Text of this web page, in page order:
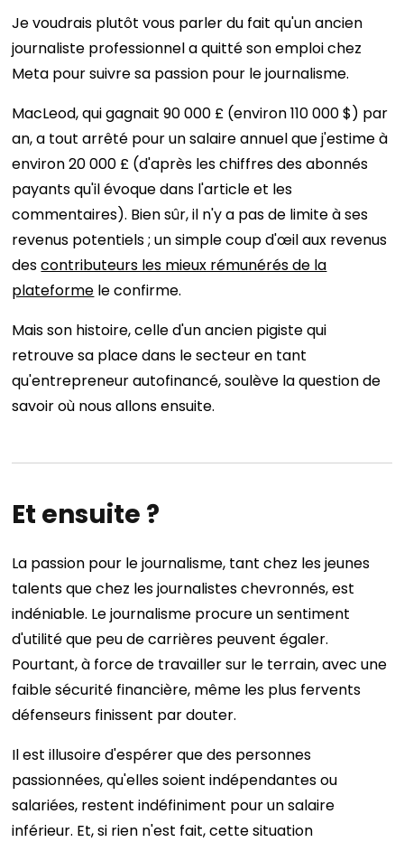
Je voudrais plutôt vous parler du fait qu'un ancien
journaliste professionnel a quitté son emploi chez
Meta pour suivre sa passion pour le journalisme.
MacLeod, qui gagnait 90 000 £ (environ 110 000 $) par
an, a tout arrêté pour un salaire annuel que j'estime à
environ 20 000 £ (d'après les chiffres des abonnés
payants qu'il évoque dans l'article et les
commentaires). Bien sûr, il n'y a pas de limite à ses
revenus potentiels ; un simple coup d'œil aux revenus
descontributeurs les mieux rémunérés de la
plateforme le confirme.
Mais son histoire, celle d'un ancien pigiste qui
retrouve sa place dans le secteur en tant
qu'entrepreneur autofinancé, soulève la question de
savoir où nous allons ensuite.
Et ensuite ?
La passion pour le journalisme, tant chez les jeunes
talents que chez les journalistes chevronnés, est
indéniable. Le journalisme procure un sentiment
d'utilité que peu de carrières peuvent égaler.
Pourtant, à force de travailler sur le terrain, avec une
faible sécurité financière, même les plus fervents
défenseurs finissent par douter.
Il est illusoire d'espérer que des personnes
passionnées, qu'elles soient indépendantes ou
salariées, restent indéfiniment pour un salaire
inférieur. Et, si rien n'est fait, cette situation